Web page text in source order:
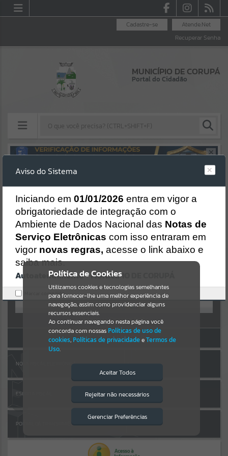
Atende.Net
Cadastre-se
Recuperar Senha
MUNICÍPIO DE CORUPÁ
Portal do Cidadão
Resultados para""
Portais
Por favor, aguarde...
NOTÍCIAS
Por favor, aguarde...
Por favor, aguarde...
SERVIÇOS
PÁGINAS
AUTOATENDIMENTO
OU
Cadastre-se|Recuperar Senha
ACESSAR SEM LOGIN
NOTA FISCAL ELETRÔNICA
ESCRITA FISCAL
PORTAL DA TRANSPARÊNCIA
Política de Cookies
Utilizamos cookies e tecnologias semelhantes
para fornecer-lhe uma melhor experiência de
navegação, assim como providenciar alguns
recursos essenciais.
Ao continuar navegando nesta página você
concorda com nossas Políticas de uso de
cookies, Políticas de privacidadeeTermos de
Uso.
Aceitar Todos
Rejeitar não necessários
Gerenciar Preferências
Isto significa que diversos recursos
providenciados poderão não estar
Aviso do Sistema
Iniciando em 01/01/2026 entra em vigor a
obrigatoriedade de integração com o
Ambiente de Dados Nacional das Notas de
Serviço Eletrônicas com isso entraram em
vigor novas regras, acesse o link abaixo e
saiba mais.
Autoatendimento - MUNICÍPIO DE CORUPÁ
Marcar como lido.
Erro
Gerenciamento do Sistema
CÓDIGO DA MENSAGEM:
Ocorreu um erro de script:
Uncaught SyntaxError: Unexpected token '('
https://corupa.atende.net/cidadao/pagina/static/bundle/wpo_index
_2_base_l2_portal_editores_sync_dd63a725aa1a3e42e62571aa199b6
7e2.js?v=816ac05d:47
Verificar Mais Detalhes